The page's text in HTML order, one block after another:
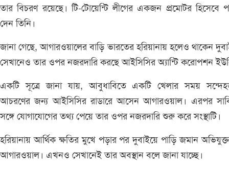
তার বিচরণ রয়েছে। টি-টোয়েন্টি লীগের একজন প্রমোটর হিসেবে
দেন তিনি।
জানা গেছে, আগারওয়ালের বাড়ি ভারতের হরিয়ানায় হলেও থাকেন
সেখানেও তার ওপর নজরদারি করছে আইসিসির অ্যান্টি করোপশন
একটি সূত্রে জানা যায়, আবুধাবিতে একটি খেলার সময়
আচরণের জন্য আইসিসির রাডারে আসেন আগারওয়াল। এরপর
সঙ্গে যোগাযোগের তথ্য পেয়ে তার ওপর নজরদারি শুরু করে সংস্থাটি।
হরিয়ানায় আর্থিক ক্ষতির মুখে পড়ার পর দুবাইয়ে পাড়ি জমান
আগারওয়াল। এখনও সেখানেই তার অবস্থান বলে জানা যাচ্ছে।